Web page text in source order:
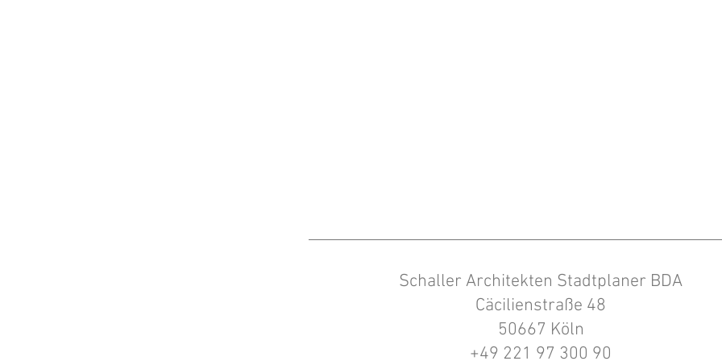
Schaller Architekten Stadtplaner BDA
Cäcilienstraße 48
50667 Köln
+49 221 97 300 90